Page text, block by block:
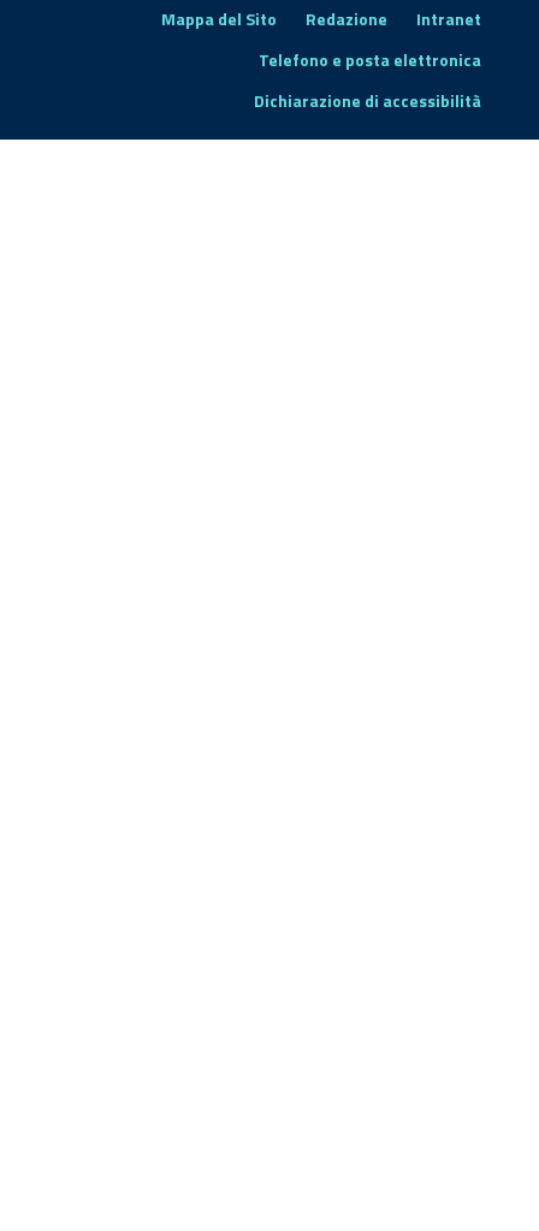
Mappa del Sito
Redazione
Intranet
Telefono e posta elettronica
Dichiarazione di accessibilità